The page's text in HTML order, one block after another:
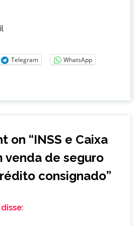
Telegram
WhatsApp
on “INSS e Caixa
venda de seguro
consignado”
disse: